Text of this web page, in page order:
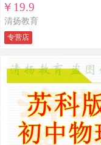
￥19.9
清扬教育
专营店